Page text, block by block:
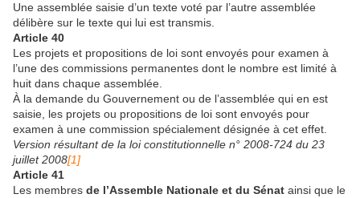
Une assemblée saisie d’un texte voté par l’autre assemblée
délibère sur le texte qui lui est transmis.
Article 40
Les projets et propositions de loi sont envoyés pour examen à
l’une des commissions permanentes dont le nombre est limité à
huit dans chaque assemblée.
À la demande du Gouvernement ou de l’assemblée qui en est
saisie, les projets ou propositions de loi sont envoyés pour
examen à une commission spécialement désignée à cet effet.
Version résultant de la loi constitutionnelle n° 2008-724 du 23
juillet 2008[1]
Article 41
Les membres de l’Assemble Nationale et du Sénat ainsi que le